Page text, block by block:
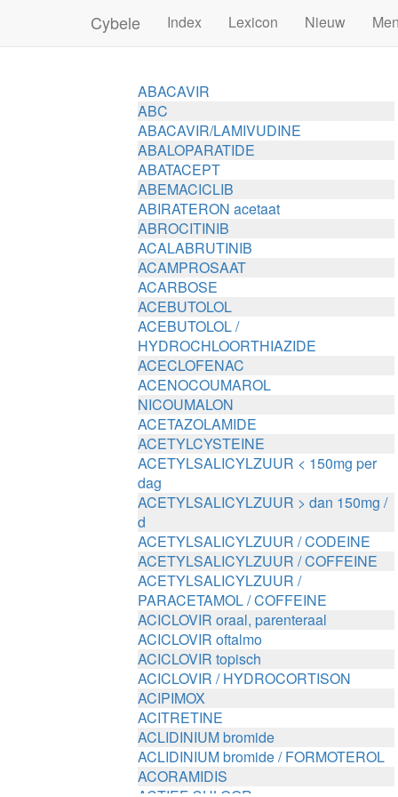
Cybele Index Lexicon Nieuw
ABACAVIR
ABC
ABACAVIR/LAMIVUDINE
ABALOPARATIDE
ABATACEPT
ABEMACICLIB
ABIRATERON acetaat
ABROCITINIB
ACALABRUTINIB
ACAMPROSAAT
ACARBOSE
ACEBUTOLOL
ACEBUTOLOL /
HYDROCHLOORTHIAZIDE
ACECLOFENAC
ACENOCOUMAROL
NICOUMALON
ACETAZOLAMIDE
ACETYLCYSTEINE
ACETYLSALICYLZUUR < 150mg per
dag
ACETYLSALICYLZUUR > dan 150mg /
d
ACETYLSALICYLZUUR / CODEINE
ACETYLSALICYLZUUR / COFFEINE
ACETYLSALICYLZUUR /
PARACETAMOL / COFFEINE
ACICLOVIR oraal, parenteraal
ACICLOVIR oftalmo
ACICLOVIR topisch
ACICLOVIR / HYDROCORTISON
ACIPIMOX
ACITRETINE
ACLIDINIUM bromide
ACLIDINIUM bromide / FORMOTEROL
ACORAMIDIS